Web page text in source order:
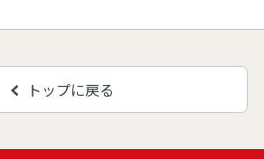
円
75,940円
円
96,970円
円
円
円
円
トップに戻る